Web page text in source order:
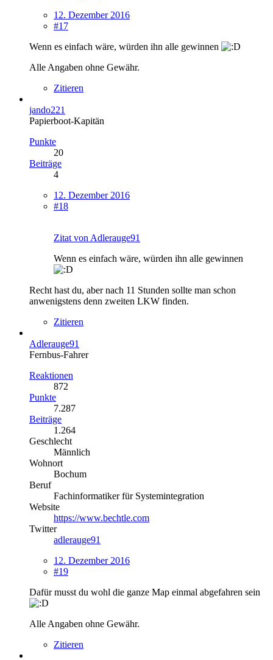
12. Dezember 2016
#17
Wenn es einfach wäre, würden ihn alle gewinnen
Alle Angaben ohne Gewähr.
Zitieren
jando221
Papierboot-Kapitän
Punkte
20
Beiträge
4
12. Dezember 2016
#18
Zitat von Adlerauge91
Wenn es einfach wäre, würden ihn alle gewinnen
Recht hast du, aber nach 11 Stunden sollte man schon
anwenigstens denn zweiten LKW finden.
Zitieren
Adlerauge91
Fernbus-Fahrer
Reaktionen
872
Punkte
7.287
Beiträge
1.264
Geschlecht
Männlich
Wohnort
Bochum
Beruf
Fachinformatiker für Systemintegration
Website
https://www.bechtle.com
Twitter
adlerauge91
12. Dezember 2016
#19
Dafür musst du wohl die ganze Map einmal abgefahren sein
Alle Angaben ohne Gewähr.
Zitieren